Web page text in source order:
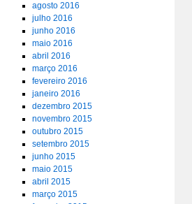
agosto 2016
julho 2016
junho 2016
maio 2016
abril 2016
março 2016
fevereiro 2016
janeiro 2016
dezembro 2015
novembro 2015
outubro 2015
setembro 2015
junho 2015
maio 2015
abril 2015
março 2015